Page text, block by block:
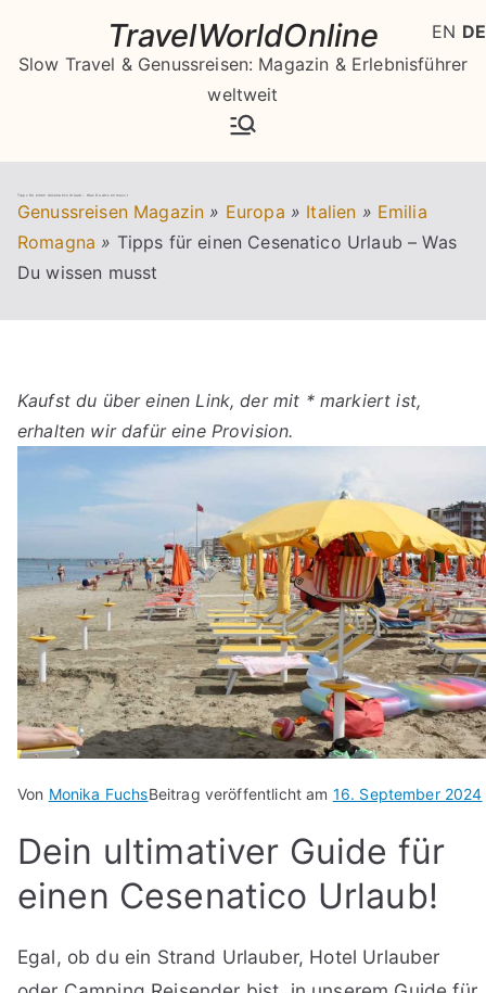
springen
TravelWorldOnline
Slow Travel & Genussreisen: Magazin & Erlebnisführer
weltweit
Tipps für einen Cesenatico Urlaub – Was Du wissen musst
Genussreisen Magazin » Europa » Italien » Emilia
Romagna » Tipps für einen Cesenatico Urlaub – Was
Du wissen musst
Kaufst du über einen Link, der mit * markiert ist,
erhalten wir dafür eine Provision.
Von Monika FuchsBeitrag veröffentlicht am 16. September 2024
Dein ultimativer Guide für
einen Cesenatico Urlaub!
Egal, ob du ein Strand Urlauber, Hotel Urlauber
EN DE